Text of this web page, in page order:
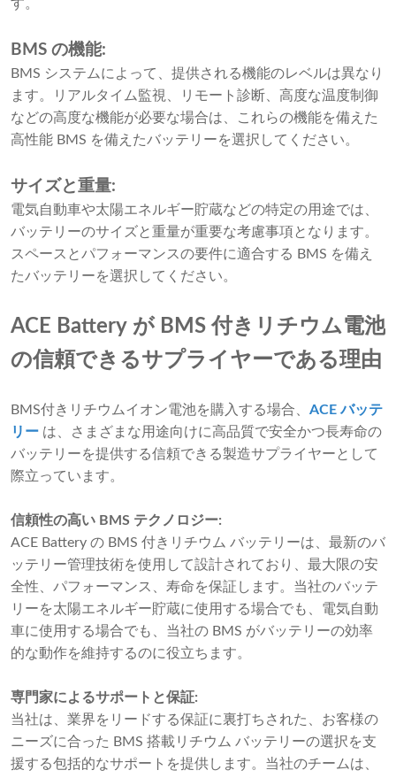
す。
BMS の機能:
BMS システムによって、提供される機能のレベルは異なり
ます。リアルタイム監視、リモート診断、高度な温度制御
などの高度な機能が必要な場合は、これらの機能を備えた
高性能 BMS を備えたバッテリーを選択してください。
サイズと重量:
電気自動車や太陽エネルギー貯蔵などの特定の用途では、
バッテリーのサイズと重量が重要な考慮事項となります。
スペースとパフォーマンスの要件に適合する BMS を備え
たバッテリーを選択してください。
ACE Battery が BMS 付きリチウム電池
の信頼できるサプライヤーである理由
BMS付きリチウムイオン電池を購入する場合、 ACE バッテ
リー は、さまざまな用途向けに高品質で安全かつ長寿命の
バッテリーを提供する信頼できる製造サプライヤーとして
際立っています。
信頼性の高い BMS テクノロジー:
ACE Battery の BMS 付きリチウム バッテリーは、最新のバ
ッテリー管理技術を使用して設計されており、最大限の安
全性、パフォーマンス、寿命を保証します。当社のバッテ
リーを太陽エネルギー貯蔵に使用する場合でも、電気自動
車に使用する場合でも、当社の BMS がバッテリーの効率
的な動作を維持するのに役立ちます。
専門家によるサポートと保証:
当社は、業界をリードする保証に裏打ちされた、お客様の
ニーズに合った BMS 搭載リチウム バッテリーの選択を支
援する包括的なサポートを提供します。当社のチームは、